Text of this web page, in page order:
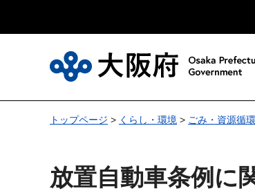
トップページ > くらし・環境 > ごみ・資源循環
放置自動車条例に